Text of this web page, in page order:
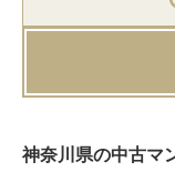
神奈川県の中古マ